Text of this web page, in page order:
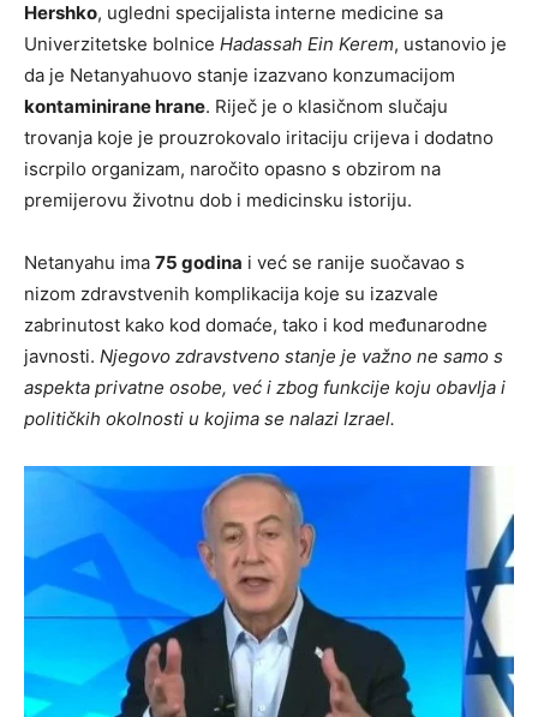
Hershko, ugledni specijalista interne medicine sa
Univerzitetske bolnice Hadassah Ein Kerem, ustanovio je
da je Netanyahuovo stanje izazvano konzumacijom
kontaminirane hrane. Riječ je o klasičnom slučaju
trovanja koje je prouzrokovalo iritaciju crijeva i dodatno
iscrpilo organizam, naročito opasno s obzirom na
premijerovu životnu dob i medicinsku istoriju.
Netanyahu ima 75 godina i već se ranije suočavao s
nizom zdravstvenih komplikacija koje su izazvale
zabrinutost kako kod domaće, tako i kod međunarodne
javnosti. Njegovo zdravstveno stanje je važno ne samo s
aspekta privatne osobe, već i zbog funkcije koju obavlja i
političkih okolnosti u kojima se nalazi Izrael.